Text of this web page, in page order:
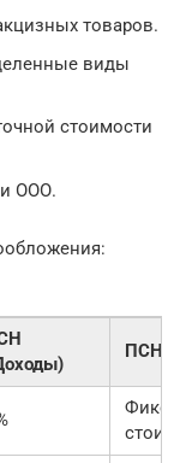
товаров.
виды
стоимости
ООО.
ПСН